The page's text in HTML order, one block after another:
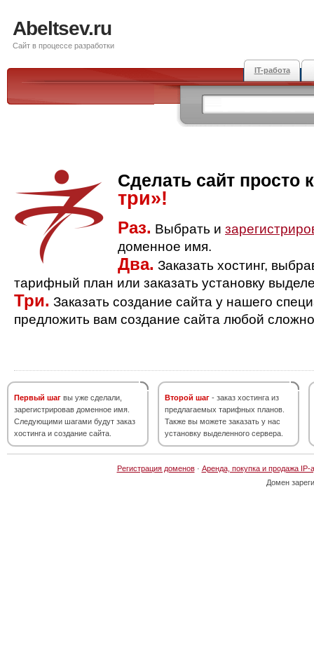
Abeltsev.ru
Сайт в процессе разработки
IT-работа
Сделать сайт просто
три»!
Раз. Выбрать и
доменное имя.
Два. Заказать хостинг,
тарифный план или заказать установку
Три. Заказать создание сайта у нашего
предложить вам создание сайта любой
Первый шаг вы уже сделали,
зарегистрировав доменное имя.
Следующими шагами будут заказ
хостинга и создание сайта.
Второй шаг - заказ хостинга из
предлагаемых тарифных планов.
Также вы можете заказать у нас
установку выделенного сервера.
Регистрация доменов· Аренда, покупка и продажа IP-
Домен